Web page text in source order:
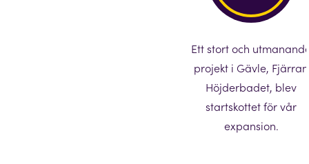
Ett stort och
projekt i Gävle, Fjärran
Höjderbadet, blev
startskottet för vår
expansion.